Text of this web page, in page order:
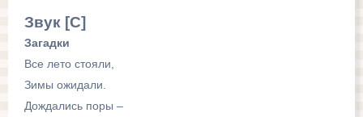
Звук [С]
Загадки
Все лето стояли,
Зимы ожидали.
Дождались поры –